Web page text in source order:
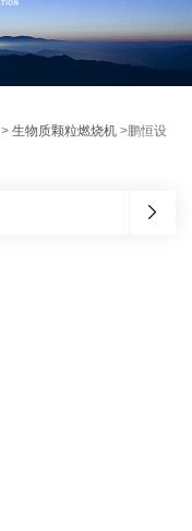
>生物质颗粒燃烧机 >鹏恒设